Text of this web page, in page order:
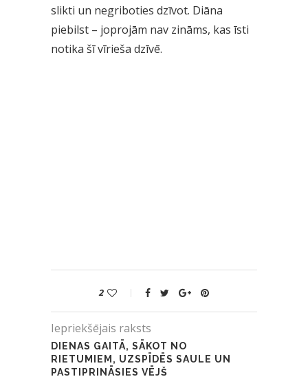
slikti un negriboties dzīvot. Diāna
piebilst – joprojām nav zināms, kas īsti
notika šī vīrieša dzīvē.
2
Iepriekšējais raksts
DIENAS GAITĀ, SĀKOT NO
RIETUMIEM, UZSPĪDĒS SAULE UN
PASTIPRINĀSIES VĒJŠ